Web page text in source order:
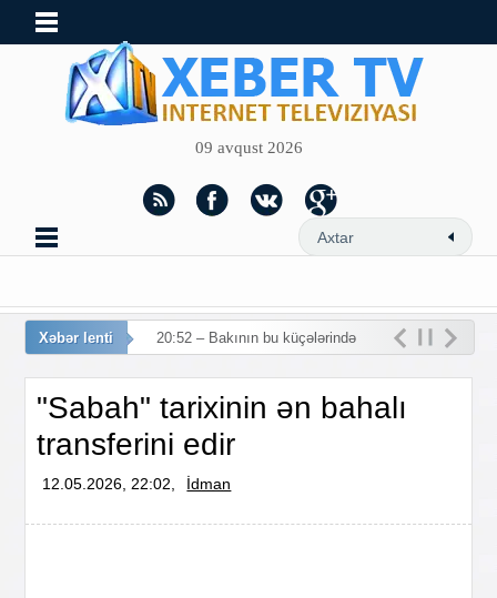
09 avqust 2026
Xəbər lenti 20:52 – Bakının bu küçələrində
"Sabah" tarixinin ən bahalı
transferini edir
12.05.2026, 22:02, İdman